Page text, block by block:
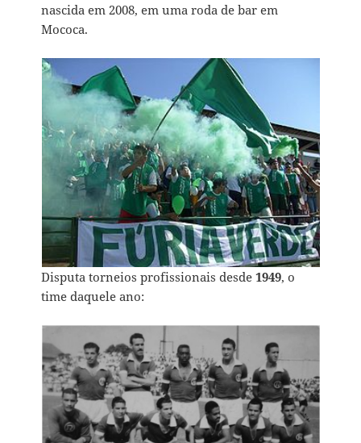
nascida em 2008, em uma roda de bar em
Mococa.
Disputa torneios profissionais desde1949, o
time daquele ano: